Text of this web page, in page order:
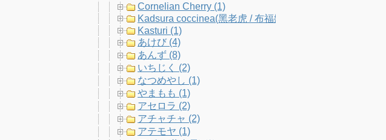
m h
Cornelian Cherry (1)
Kadsura coccinea(黑老虎 / 布福娜) (1)
Kasturi (1)
あけび (4)
あんず (8)
いちじく (2)
なつめやし (1)
やまもも (1)
アセロラ (2)
アチャチャ (2)
アテモヤ (1)